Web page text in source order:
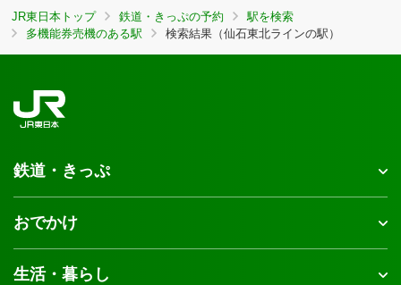
JR東日本トップ 鉄道・きっぷの予約
駅を検索
多機能券売機のある駅
検索結果（仙石東北ラインの駅）
鉄道・きっぷ
おでかけ
生活・暮らし